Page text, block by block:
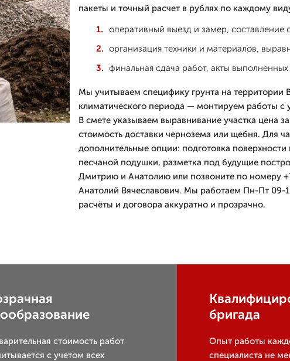
пакеты и точный расчет в рублях по каждому
оперативный выезд и замер, составление
организация техники и материалов,
финальная сдача работ, акты
Мы учитываем специфику грунта на территории
климатического периода — монтируем работы с
В смете указываем выравнивание участка цена
стоимость доставки чернозема или щебня. Для
дополнительные опции: подготовка поверхности
песчаной подушки, разметка под будущие
Дмитрию и Анатолию или позвоните по номеру
Анатолий Вячеславович. Мы работаем Пн-Пт 09-
расчёты и договора аккуратно и прозрачно.
стоимость работ
с учетом всех
бригада
Опыт работы
специалиста не